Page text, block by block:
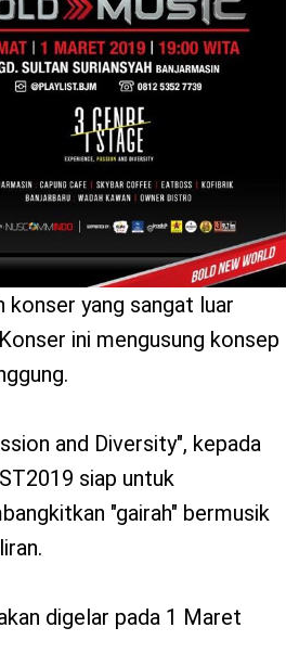
konser yang sangat luar
ini mengusung konsep
and Diversity", kepada
siap untuk
"gairah" bermusik
digelar pada 1 Maret